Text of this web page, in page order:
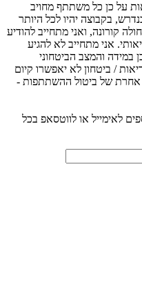
על כן כל משתתף מחויב
בקבוצה יהיו לכל היותר
קורונה, ואני מתחייב להודיע
אני מתחייב לא להגיע
במידה והמצב הביטחוני
/ ביטחון לא יאפשרו קיום
אחרת של ביטול ההשתתפות -
לאימייל או לווטסאפ בכל